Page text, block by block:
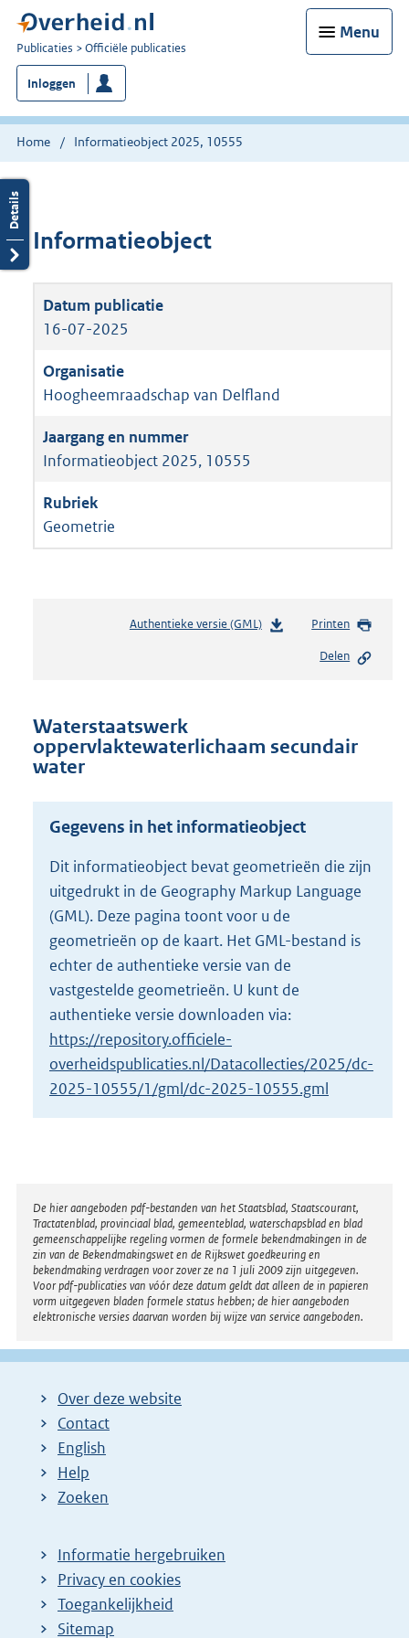
Menu
U
bent
nu
hier:
Publicaties Officiële publicaties
Inloggen
Home Informatieobject 2025, 10555
Informatieobject
16-07-2025
Hoogheemraadschap van Delfland
Informatieobject 2025, 10555
Geometrie
Authentieke versie (GML)b
s
o
t
e
:
0
,
7
Printen
Delen
Waterstaatswerk
oppervlaktewaterlichaam secundair
water
Gegevens in het informatieobject
Dit informatieobject bevat geometrieën die zijn
uitgedrukt in de Geography Markup Language
(GML). Deze pagina toont voor u de
geometrieën op de kaart. Het GML-bestand is
echter de authentieke versie van de
vastgestelde geometrieën. U kunt de
authentieke versie downloaden via:
https://repository.officiele-
overheidspublicaties.nl/Datacollecties/2025/dc-
2025-10555/1/gml/dc-2025-10555.gml
Disclaimer
De hier aangeboden pdf-bestanden van het Staatsblad, Staatscourant,
Tractatenblad, provinciaal blad, gemeenteblad, waterschapsblad en blad
gemeenschappelijke regeling vormen de formele bekendmakingen in de
zin van de Bekendmakingswet en de Rijkswet goedkeuring en
bekendmaking verdragen voor zover ze na 1 juli 2009 zijn uitgegeven.
Voor pdf-publicaties van vóór deze datum geldt dat alleen de in papieren
vorm uitgegeven bladen formele status hebben; de hier aangeboden
elektronische versies daarvan worden bij wijze van service aangeboden.
Over deze website
Contact
English
Help
Zoeken
Informatie hergebruiken
Privacy en cookies
Toegankelijkheid
Sitemap